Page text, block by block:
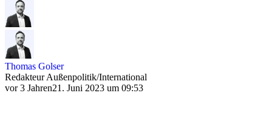
Thomas Golser
Redakteur Außenpolitik/International
vor 3 Jahren21. Juni 2023 um 09:53